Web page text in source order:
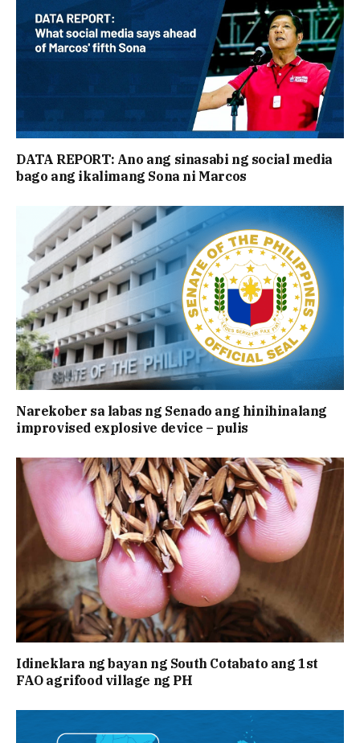
DATA REPORT: Ano ang sinasabi ng social media
bago ang ikalimang Sona ni Marcos
Narekober sa labas ng Senado ang hinihinalang
improvised explosive device – pulis
Idineklara ng bayan ng South Cotabato ang 1st
FAO agrifood village ng PH